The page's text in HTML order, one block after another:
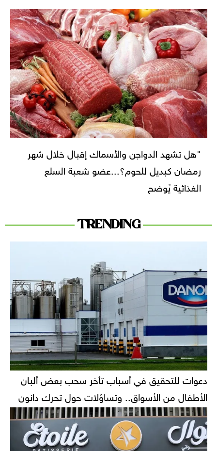
"هل تشهد الدواجن والأسماك إقبال خلال شهر
رمضان كبديل للحوم؟...عضو شعبة السلع
الغذائية يُوضح
TRENDING
دعوات للتحقيق في أسباب تأخر سحب بعض ألبان
الأطفال من الأسواق.. وتساؤلات حول تحرك دانون